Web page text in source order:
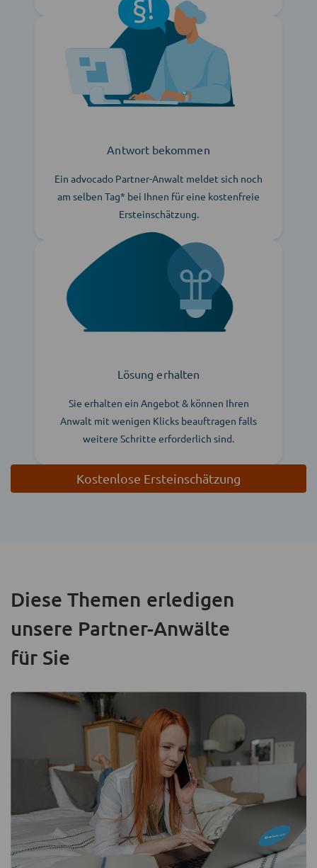
Antwort bekommen
Ein advocado Partner-Anwalt meldet sich noch
am selben Tag* bei Ihnen für eine kostenfreie
Ersteinschätzung.
Lösung erhalten
Sie erhalten ein Angebot & können Ihren
Anwalt mit wenigen Klicks beauftragen falls
weitere Schritte erforderlich sind.
Kostenlose Ersteinschätzung
Diese Themen erledigen
unsere Partner-Anwälte
für Sie